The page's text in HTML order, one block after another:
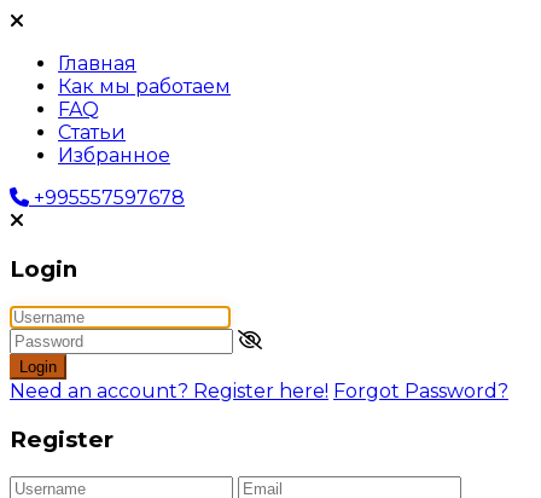
Главная
Как мы работаем
FAQ
Статьи
Избранное
+995557597678
Login
Login
Need an account? Register here! Forgot Password?
Register